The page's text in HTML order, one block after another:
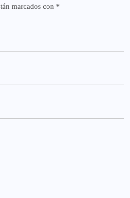
marcados con *